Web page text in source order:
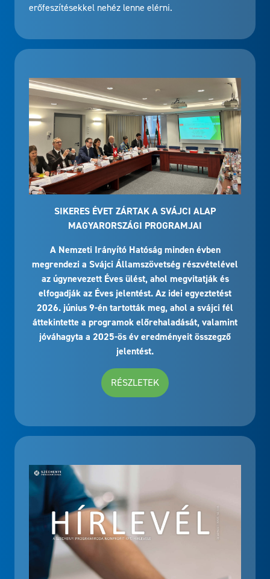
erőfeszítésekkel nehéz lenne elérni.
SIKERES ÉVET ZÁRTAK A SVÁJCI ALAP
MAGYARORSZÁGI PROGRAMJAI
A Nemzeti Irányító Hatóság minden évben
megrendezi a Svájci Államszövetség részvételével
az úgynevezett Éves ülést, ahol megvitatják és
elfogadják az Éves jelentést. Az idei egyeztetést
2026. június 9-én tartották meg, ahol a svájci fél
áttekintette a programok előrehaladását, valamint
jóváhagyta a 2025-ös év eredményeit összegző
jelentést.
RÉSZLETEK